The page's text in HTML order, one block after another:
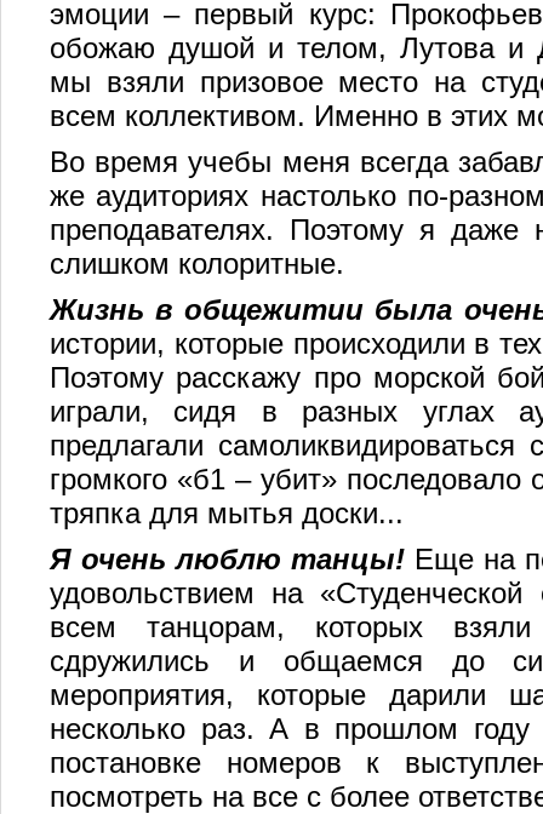
эмоции – первый курс:
обожаю душой и телом, Лутова и
мы взяли призовое место на
всем коллективом. Именно в этих
Во время учебы меня всегда
же аудиториях настолько по-
преподавателях. Поэтому я даже
слишком колоритные.
Жизнь в общежитии была
истории, которые происходили в
Поэтому расскажу про морской
играли, сидя в разных углах
предлагали
громкого «б1 – убит»
тряпка для мытья доски...
Я очень люблю танцы! Еще на
удовольствием на
всем танцорам, которых
сдружились и общаемся до
мероприятия, которые
несколько раз. А в прошлом
постановке номеров к
посмотреть на все с более